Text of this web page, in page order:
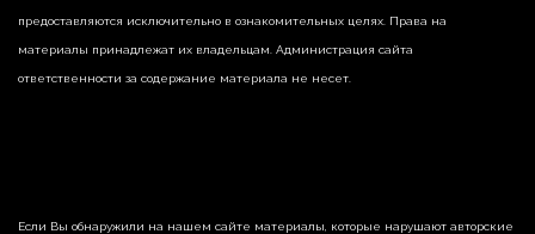
предоставляются исключительно в ознакомительных целях. Права на
материалы принадлежат их владельцам. Администрация сайта
ответственности за содержание материала не несет.
Если Вы обнаружили на нашем сайте материалы, которые нарушают авторские